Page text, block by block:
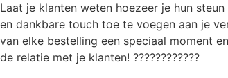
Laat je klanten weten hoezeer je hun
en dankbare touch toe te voegen aan je
van elke bestelling een speciaal moment
de relatie met je klanten! ????????????